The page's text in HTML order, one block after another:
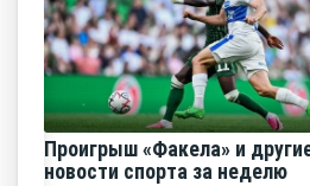
Проигрыш «Факела» и
новости спорта за неделю